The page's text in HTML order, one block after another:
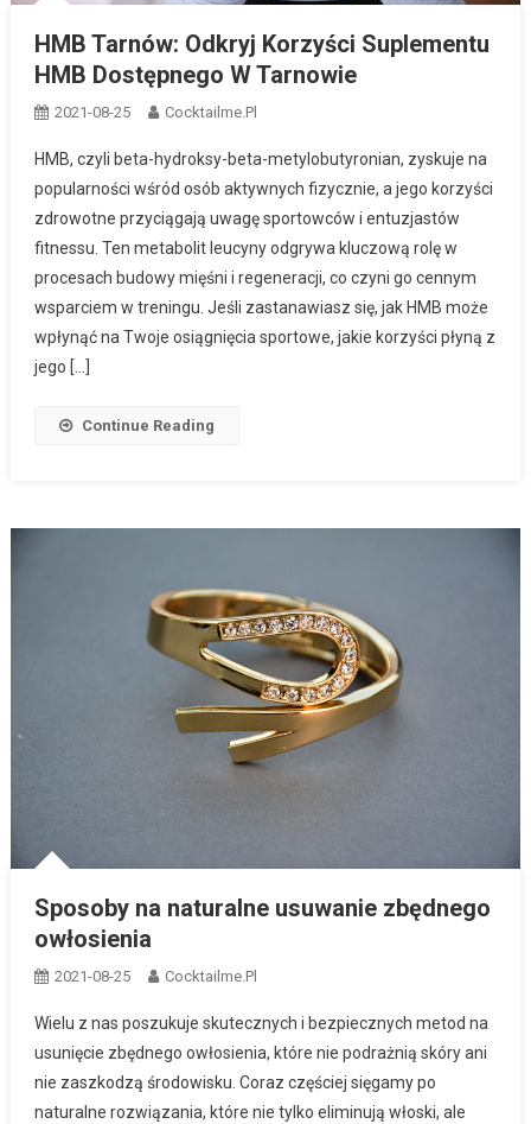
HMB Tarnów: Odkryj Korzyści Suplementu
HMB Dostępnego W Tarnowie
2021-08-25 Cocktailme.pl
HMB, czyli beta-hydroksy-beta-metylobutyronian, zyskuje na
popularności wśród osób aktywnych fizycznie, a jego korzyści
zdrowotne przyciągają uwagę sportowców i entuzjastów
fitnessu. Ten metabolit leucyny odgrywa kluczową rolę w
procesach budowy mięśni i regeneracji, co czyni go cennym
wsparciem w treningu. Jeśli zastanawiasz się, jak HMB może
wpłynąć na Twoje osiągnięcia sportowe, jakie korzyści płyną z
jego […]
Continue Reading
Sposoby na naturalne usuwanie zbędnego
owłosienia
2021-08-25 Cocktailme.pl
Wielu z nas poszukuje skutecznych i bezpiecznych metod na
usunięcie zbędnego owłosienia, które nie podrażnią skóry ani
nie zaszkodzą środowisku. Coraz częściej sięgamy po
naturalne rozwiązania, które nie tylko eliminują włoski, ale